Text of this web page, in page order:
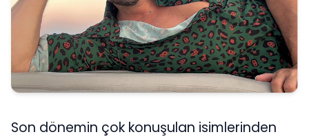
Son dönemin çok konuşulan isimlerinden